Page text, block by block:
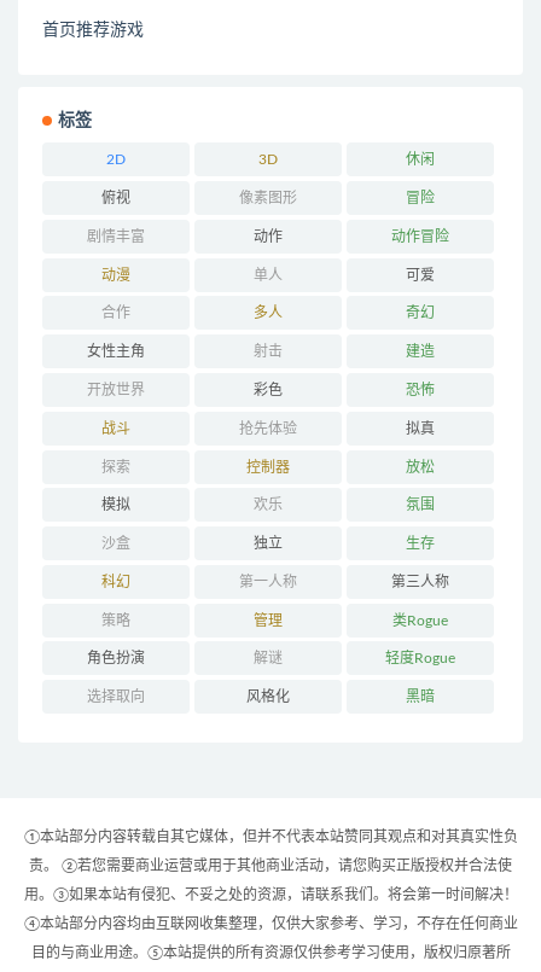
首页推荐游戏
标签
2D 3D 休闲
俯视 像素图形 冒险
剧情丰富 动作 动作冒险
动漫 单人 可爱
合作 多人 奇幻
女性主角 射击 建造
开放世界 彩色 恐怖
战斗 抢先体验 拟真
探索 控制器 放松
模拟 欢乐 氛围
沙盒 独立 生存
科幻 第一人称 第三人称
策略 管理 类Rogue
角色扮演 解谜 轻度Rogue
选择取向 风格化 黑暗
①本站部分内容转载自其它媒体，但并不代表本站赞同其观点和对其真实性负
责。 ②若您需要商业运营或用于其他商业活动，请您购买正版授权并合法使
用。③如果本站有侵犯、不妥之处的资源，请联系我们。将会第一时间解决！
④本站部分内容均由互联网收集整理，仅供大家参考、学习，不存在任何商业
目的与商业用途。⑤本站提供的所有资源仅供参考学习使用，版权归原著所